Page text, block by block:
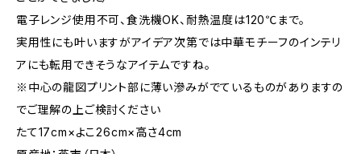
電子レンジ使用不可、食洗機OK、耐熱温度は120℃まで。
実用性にも叶いますがアイデア次第では中華モチーフのインテリ
アにも転用できそうなアイテムですね。
※中心の龍図プリント部に薄い滲みがでているものがありますの
でご理解の上ご検討ください
たて17cm×よこ26cm×高さ4cm